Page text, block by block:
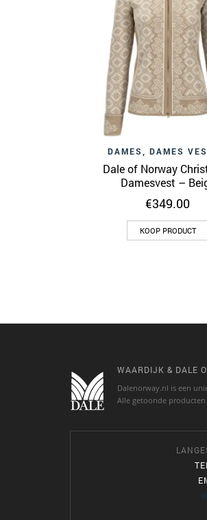
DAMES DAMES
Dale of Norway
Damesvest –
€349.00
KOOP PRODUCT
WAARDIJK & DALE
Dalenorway.nl is een
Alle getoonde